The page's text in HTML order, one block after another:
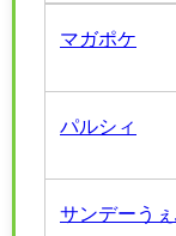
マガポケ
パルシィ
サンデーうぇ